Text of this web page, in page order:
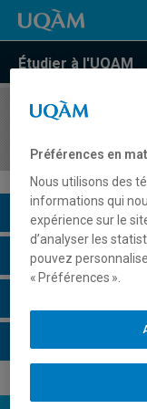
Étudier à l'UQAM
COURS//
Description du
Horaire - Été 2026
Préférences en
Nous utilisons des
informations qui
expérience sur le
d’analyser les
pouvez
« Préférences ».